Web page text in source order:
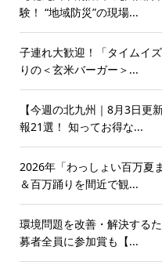
験！ “地域防災”の現場...
子連れ大歓迎！「タイムイ
りの＜玄米バーガー＞...
【今週の北九州｜8月3日更
報21選！ 知ってお得な...
2026年「わっしょい百万
＆百万踊りを間近で観...
環境問題を改善・解決する
募者全員に参加賞も【...